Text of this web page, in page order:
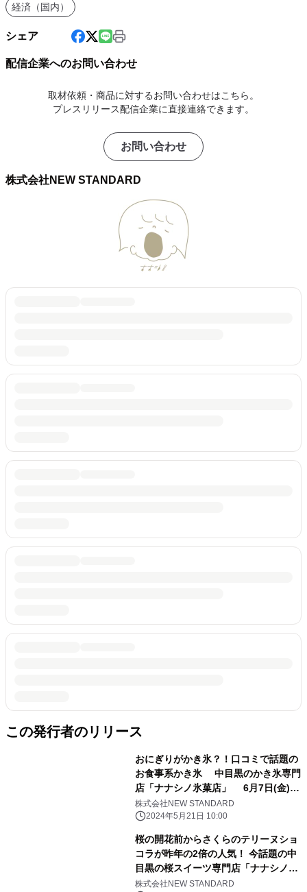
経済（国内）
シェア
配信企業へのお問い合わせ
取材依頼・商品に対するお問い合わせはこちら。
プレスリリース配信企業に直接連絡できます。
お問い合わせ
株式会社NEW STANDARD
この発行者のリリース
おにぎりがかき氷？！口コミで話題の
お食事系かき氷 中目黒のかき氷専門
店「ナナシノ氷菓店」 6月7日(金)か
ら「海苔と梅のふわふわおむすび」を
新発売
株式会社NEW STANDARD
2024年5月21日 10:00
桜の開花前からさくらのテリーヌショ
コラが昨年の2倍の人気！ 今話題の中
目黒の桜スイーツ専門店「ナナシノ桜
菓子店」
株式会社NEW STANDARD